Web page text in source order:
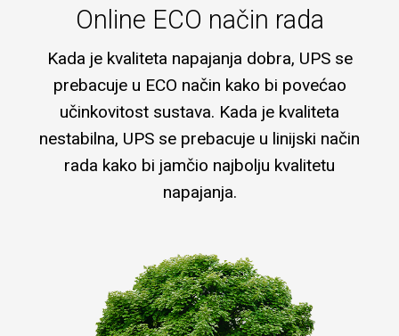
Online ECO način rada
Kada je kvaliteta napajanja dobra, UPS se
prebacuje u ECO način kako bi povećao
učinkovitost sustava. Kada je kvaliteta
nestabilna, UPS se prebacuje u linijski način
rada kako bi jamčio najbolju kvalitetu
napajanja.